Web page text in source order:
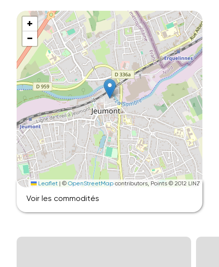
+
−
Leaflet | ©OpenStreetMap contributors, Points © 2012 LINZ
Voir les commodités